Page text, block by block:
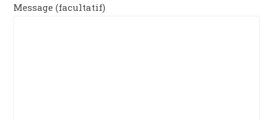
Message (facultatif)